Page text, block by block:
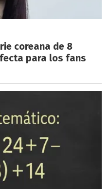
coreana de 8
para los fans